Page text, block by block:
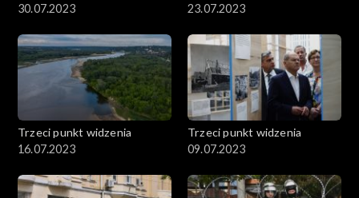
30.07.2023
23.07.2023
Trzeci punkt widzenia
16.07.2023
Trzeci punkt widzenia
09.07.2023